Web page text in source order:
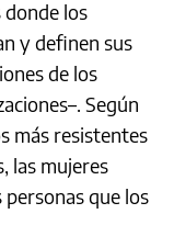
donde los
y definen sus
de los
Según
más resistentes
las mujeres
que los